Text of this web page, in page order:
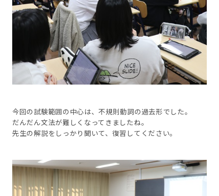
今回の試験範囲の中心は、不規則動詞の過去形でした。
だんだん文法が難しくなってきましたね。
先生の解説をしっかり聞いて、復習してください。